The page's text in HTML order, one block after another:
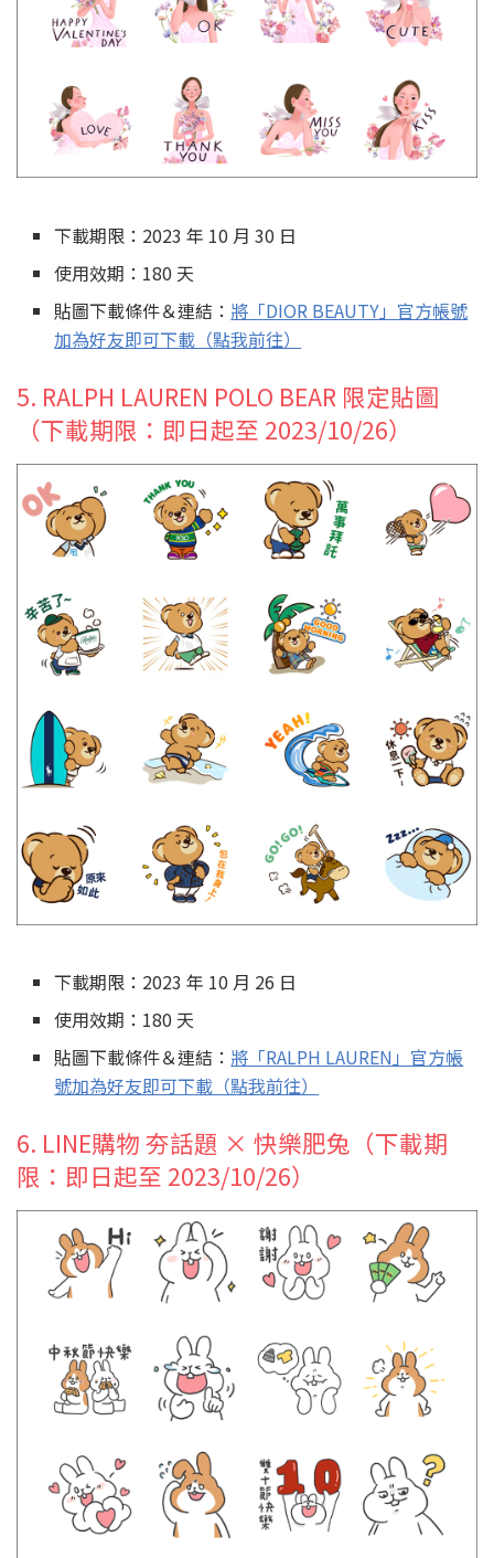
下載期限：2023 年 10 月 30 日
使用效期：180 天
貼圖下載條件＆連結： 將「DIOR BEAUTY」官方帳號
加為好友即可下載（點我前往）
5. RALPH LAUREN POLO BEAR 限定貼圖
（下載期限：即日起至 2023/10/26）
下載期限：2023 年 10 月 26 日
使用效期：180 天
貼圖下載條件＆連結： 將「RALPH LAUREN」官方帳
號加為好友即可下載（點我前往）
6. LINE購物 夯話題 × 快樂肥兔（下載期
限：即日起至 2023/10/26）